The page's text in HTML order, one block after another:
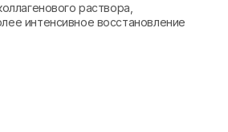
раствора,
интенсивное восстановление